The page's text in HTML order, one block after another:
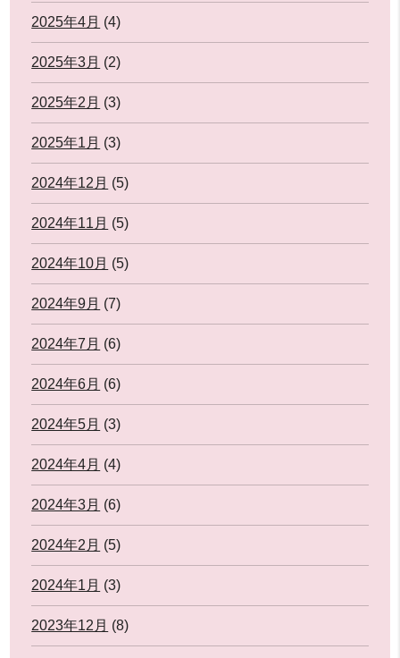
2025年4月 (4)
2025年3月 (2)
2025年2月 (3)
2025年1月 (3)
2024年12月 (5)
2024年11月 (5)
2024年10月 (5)
2024年9月 (7)
2024年7月 (6)
2024年6月 (6)
2024年5月 (3)
2024年4月 (4)
2024年3月 (6)
2024年2月 (5)
2024年1月 (3)
2023年12月 (8)